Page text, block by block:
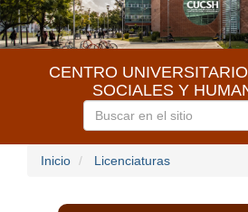
CENTRO
SOCIALES Y
Inicio Licenciaturas